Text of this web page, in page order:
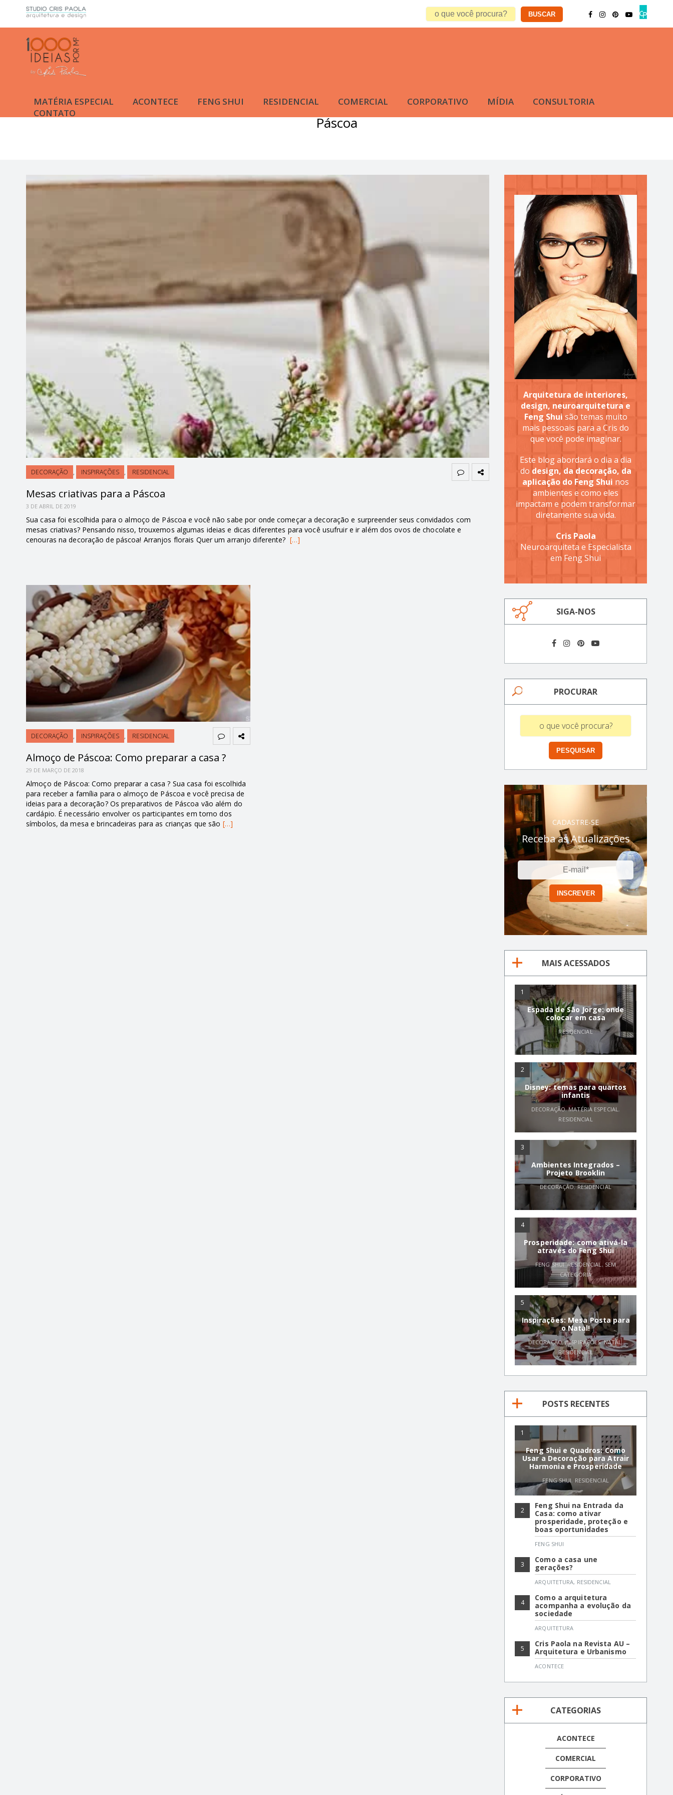
MATÉRIA ESPECIAL ACONTECE FENG SHUI RESIDENCIAL COMERCIAL CORPORATIVO MÍDIA
CONSULTORIA
CONTATO
Páscoa
DECORAÇÃO , INSPIRAÇÕES , RESIDENCIAL
Mesas criativas para a Páscoa
3 DE ABRIL DE 2019
Sua casa foi escolhida para o almoço de Páscoa e você não sabe por onde começar a decoração e surpreender seus convidados com
mesas criativas? Pensando nisso, trouxemos algumas ideias e dicas diferentes para você usufruir e ir além dos ovos de chocolate e
cenouras na decoração de páscoa! Arranjos florais Quer um arranjo diferente? […]
DECORAÇÃO , INSPIRAÇÕES , RESIDENCIAL
Almoço de Páscoa: Como preparar a casa ?
29 DE MARÇO DE 2018
Almoço de Páscoa: Como preparar a casa ? Sua casa foi escolhida
para receber a família para o almoço de Páscoa e você precisa de
ideias para a decoração? Os preparativos de Páscoa vão além do
cardápio. É necessário envolver os participantes em torno dos
símbolos, da mesa e brincadeiras para as crianças que são […]
Arquitetura de interiores,
design, neuroarquitetura e
Feng Shui são temas muito
mais pessoais para a Cris do
que você pode imaginar.
Este blog abordará o dia a dia
do design, da decoração, da
aplicação do Feng Shui nos
ambientes e como eles
impactam e podem transformar
diretamente sua vida.
Cris Paola
Neuroarquiteta e Especialista
em Feng Shui
SIGA-NOS
PROCURAR
CADASTRE-SE
Receba as Atualizações
MAIS ACESSADOS
1
Espada de São Jorge: onde
colocar em casa
RESIDENCIAL
2
Disney: temas para quartos
infantis
DECORAÇÃO,MATÉRIA ESPECIAL,
RESIDENCIAL
3
Ambientes Integrados –
Projeto Brooklin
DECORAÇÃO,RESIDENCIAL
4
Prosperidade: como ativá-la
através do Feng Shui
FENG SHUI,RESIDENCIAL, SEM
CATEGORIA
5
Inspirações: Mesa Posta para
o Natal!
DECORAÇÃO,INSPIRAÇÕES,NATAL,
RESIDENCIAL
POSTS RECENTES
1
Feng Shui e Quadros: Como
Usar a Decoração para Atrair
Harmonia e Prosperidade
FENG SHUI, RESIDENCIAL
2
Feng Shui na Entrada da
Casa: como ativar
prosperidade, proteção e
boas oportunidades
FENG SHUI
3
Como a casa une
gerações?
ARQUITETURA, RESIDENCIAL
4
Como a arquitetura
acompanha a evolução da
sociedade
ARQUITETURA
5
Cris Paola na Revista AU –
Arquitetura e Urbanismo
ACONTECE
CATEGORIAS
ACONTECE
COMERCIAL
CORPORATIVO